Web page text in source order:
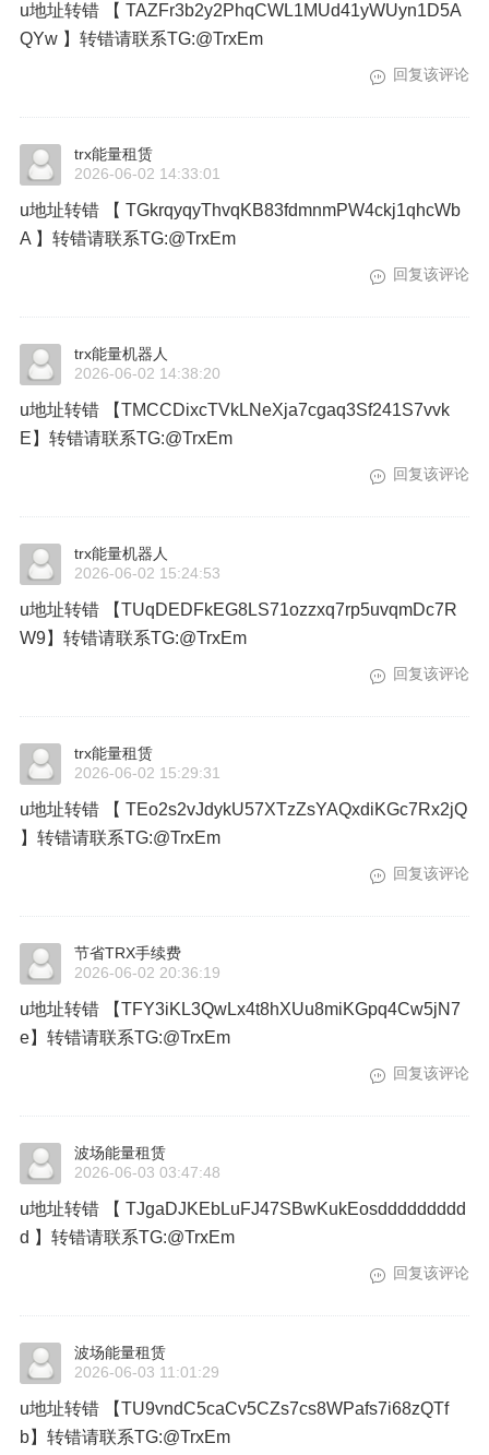
u地址转错 【 TAZFr3b2y2PhqCWL1MUd41yWUyn1D5A
QYw 】转错请联系TG:@TrxEm
回复该评论
trx能量租赁
2026-06-02 14:33:01
u地址转错 【 TGkrqyqyThvqKB83fdmnmPW4ckj1qhcWb
A 】转错请联系TG:@TrxEm
回复该评论
trx能量机器人
2026-06-02 14:38:20
u地址转错 【TMCCDixcTVkLNeXja7cgaq3Sf241S7vvk
E】转错请联系TG:@TrxEm
回复该评论
trx能量机器人
2026-06-02 15:24:53
u地址转错 【TUqDEDFkEG8LS71ozzxq7rp5uvqmDc7R
W9】转错请联系TG:@TrxEm
回复该评论
trx能量租赁
2026-06-02 15:29:31
u地址转错 【 TEo2s2vJdykU57XTzZsYAQxdiKGc7Rx2jQ
】转错请联系TG:@TrxEm
回复该评论
节省TRX手续费
2026-06-02 20:36:19
u地址转错 【TFY3iKL3QwLx4t8hXUu8miKGpq4Cw5jN7
e】转错请联系TG:@TrxEm
回复该评论
波场能量租赁
2026-06-03 03:47:48
u地址转错 【 TJgaDJKEbLuFJ47SBwKukEosddddddddd
d 】转错请联系TG:@TrxEm
回复该评论
波场能量租赁
2026-06-03 11:01:29
u地址转错 【TU9vndC5caCv5CZs7cs8WPafs7i68zQTf
b】转错请联系TG:@TrxEm